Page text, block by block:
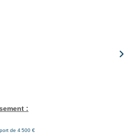
CONTACT
:
de 4 500 €